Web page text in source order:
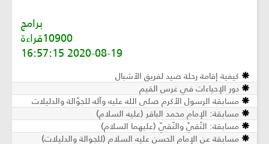
برامج
10900قراءة
2020-08-19 16:57:15
كيفية إقامة رحلة صيد لفريق الأشبال
دور الإحياءات في غرس القيم
مسابقة الرسول الأكرم صلى الله عليه وآله للجوّالة والدليلات
مسابقة: الإمام محمد الباقر (عليه السلام)
مسابقة: التّقيّ والنّقيّ (عليهما السلام)
مسابقة عن الإمام الحسن عليه السلام (للجوالة والدليلات)